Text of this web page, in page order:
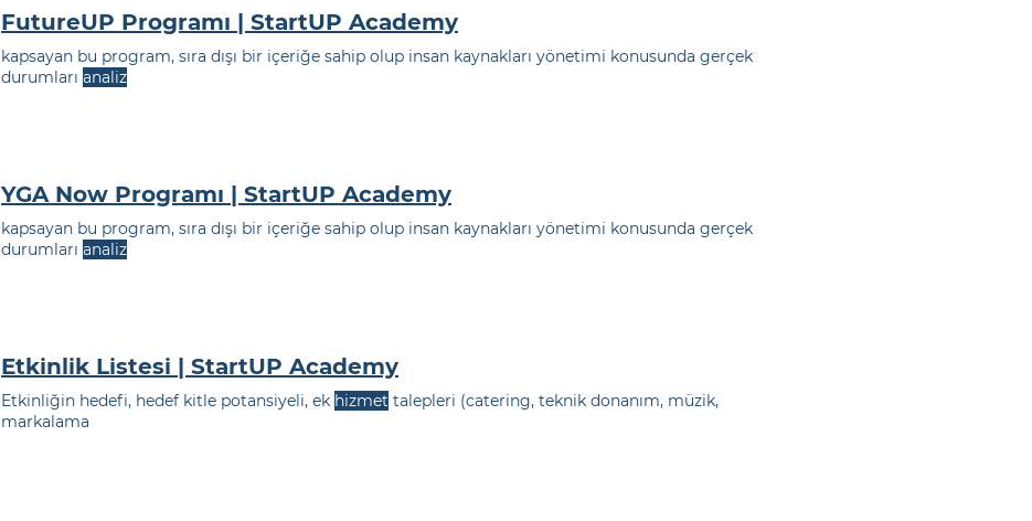
FutureUP Programı | StartUP Academy
kapsayan bu program, sıra dışı bir içeriğe sahip olup insan kaynakları yönetimi konusunda gerçek
durumları analiz
YGA Now Programı | StartUP Academy
kapsayan bu program, sıra dışı bir içeriğe sahip olup insan kaynakları yönetimi konusunda gerçek
durumları analiz
Etkinlik Listesi | StartUP Academy
Etkinliğin hedefi, hedef kitle potansiyeli, ek hizmet talepleri (catering, teknik donanım, müzik,
markalama